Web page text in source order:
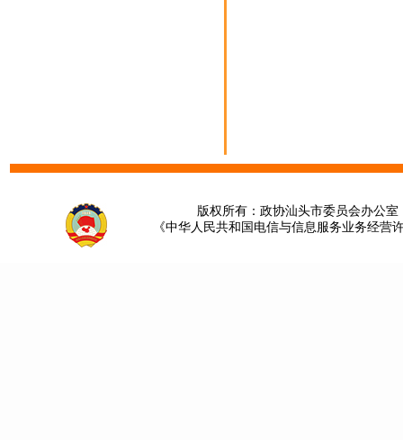
版权所有：政协汕头市委员会办公
《中华人民共和国电信与信息服务业务经营